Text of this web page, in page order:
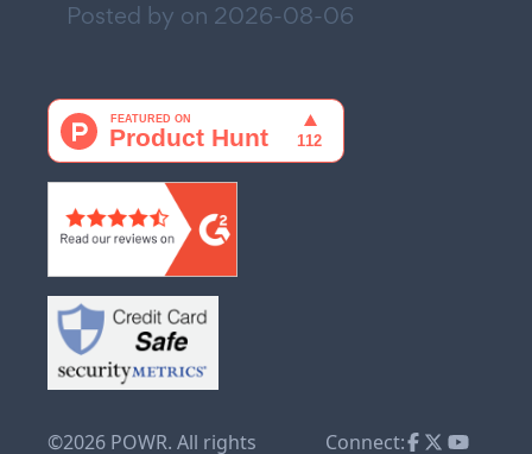
Posted by on 2026-08-06
©2026 POWR. All rights Connect: